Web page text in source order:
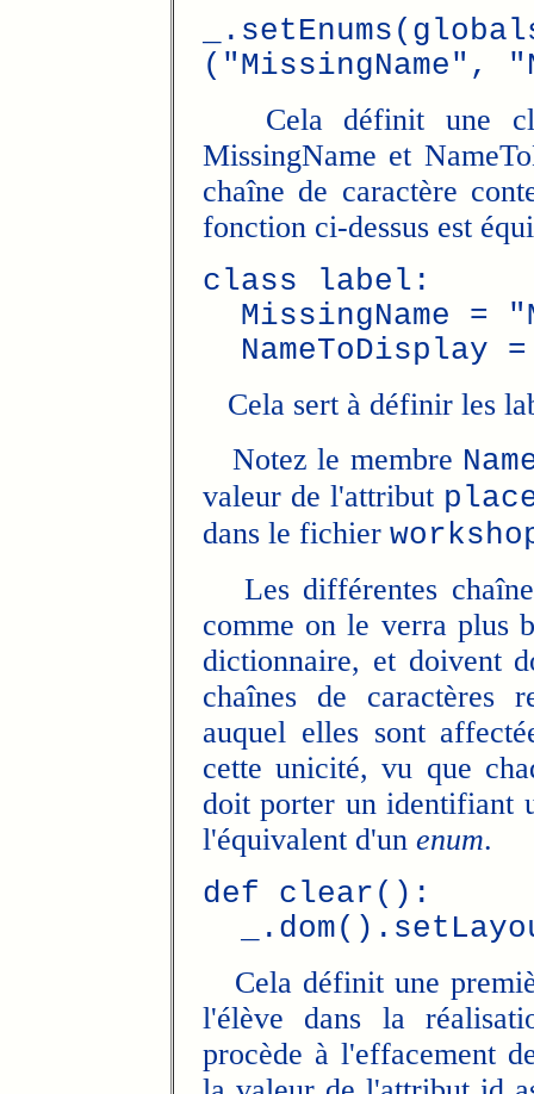
("MissingName",
Cela définit une
MissingName et
chaîne de caractère
fonction ci-dessus est
class label:
MissingName =
NameToDisplay
Cela sert à définir les
Notez le membre
valeur de l'attribut
dans le fichier
Les différentes
comme on le verra plus
dictionnaire, et doivent
chaînes de caractères
auquel elles sont
cette unicité, vu que
doit porter un identifiant
l'équivalent d'un enum.
def clear():
Cela définit une
l'élève dans la
procède à l'effacement